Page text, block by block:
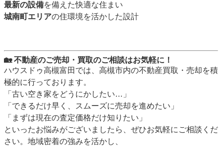
最新の設備を備えた快適な住まい
城南町エリアの住環境を活かした設計
🏡 不動産のご売却・買取のご相談はお気軽に！
ハウスドゥ高槻富田では、高槻市内の不動産買取・売却を積
極的に行っております。
「古い空き家をどうにかしたい…」
「できるだけ早く、スムーズに売却を進めたい」
「まずは現在の査定価格だけ知りたい」
といったお悩みがございましたら、ぜひお気軽にご相談くだ
さい。地域密着の強みを活かし、